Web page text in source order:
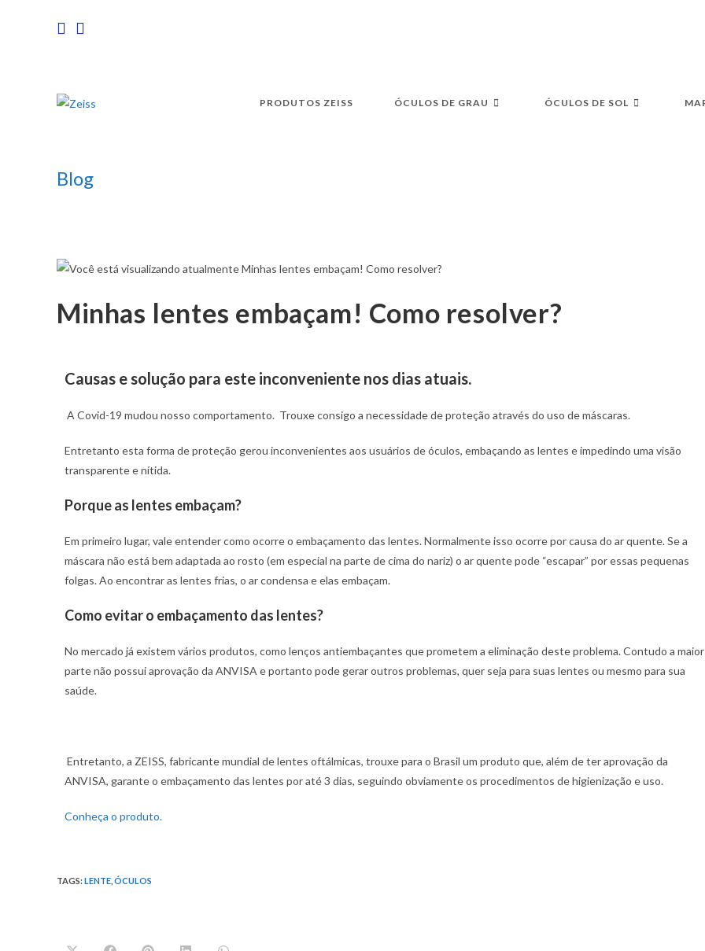
PRODUTOS ZEISS ÓCULOS DE GRAU ÓCULOS DE SOL
Blog
Minhas lentes embaçam! Como resolver?
Causas e solução para este inconveniente nos dias atuais.
A Covid-19 mudou nosso comportamento. Trouxe consigo a necessidade de proteção através do uso de máscaras.
Entretanto esta forma de proteção gerou inconvenientes aos usuários de óculos, embaçando as lentes e impedindo uma visão
transparente e nítida.
Porque as lentes embaçam?
Em primeiro lugar, vale entender como ocorre o embaçamento das lentes. Normalmente isso ocorre por causa do ar quente. Se a
máscara não está bem adaptada ao rosto (em especial na parte de cima do nariz) o ar quente pode “escapar” por essas pequenas
folgas. Ao encontrar as lentes frias, o ar condensa e elas embaçam.
Como evitar o embaçamento das lentes?
No mercado já existem vários produtos, como lenços antiembaçantes que prometem a eliminação deste problema. Contudo a maior
parte não possui aprovação da ANVISA e portanto pode gerar outros problemas, quer seja para suas lentes ou mesmo para sua
saúde.
Entretanto, a ZEISS, fabricante mundial de lentes oftálmicas, trouxe para o Brasil um produto que, além de ter aprovação da
ANVISA, garante o embaçamento das lentes por até 3 dias, seguindo obviamente os procedimentos de higienização e uso.
Conheça o produto.
TAGS:LENTE ÓCULOS